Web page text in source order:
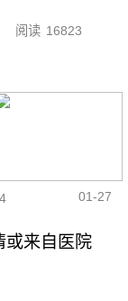
阅读 16823
01-27
或来自医院